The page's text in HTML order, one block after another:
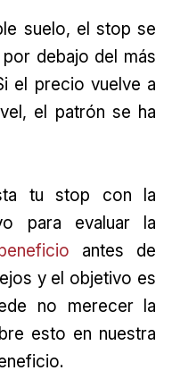
suelo, el stop se
debajo del más
el precio vuelve a
el patrón se ha
tu stop con la
para evaluar la
antes de
y el objetivo es
no merecer la
esto en nuestra